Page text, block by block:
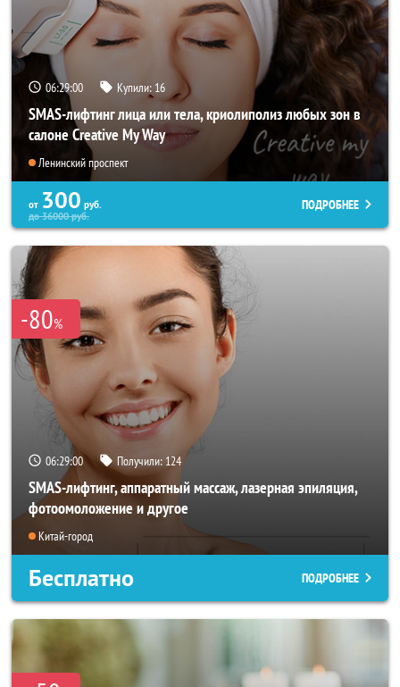
06:28:57 Купили: 16
SMAS-лифтинг лица или тела, криолиполиз любых зон в
салоне Creative My Way
Ленинский проспект
от 300 руб.
до36000руб.
ПОДРОБНЕЕ
-80%
06:28:57 Получили: 124
SMAS-лифтинг, аппаратный массаж, лазерная эпиляция,
фотоомоложение и другое
Китай-город
Бесплатно ПОДРОБНЕЕ